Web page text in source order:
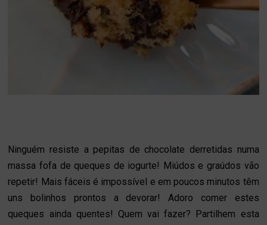
Ninguém resiste a pepitas de chocolate derretidas numa
massa fofa de queques de iogurte! Miúdos e graúdos vão
repetir! Mais fáceis é impossível e em poucos minutos têm
uns bolinhos prontos a devorar! Adoro comer estes
queques ainda quentes! Quem vai fazer? Partilhem esta